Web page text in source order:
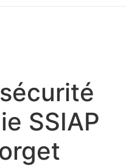
SSIAP